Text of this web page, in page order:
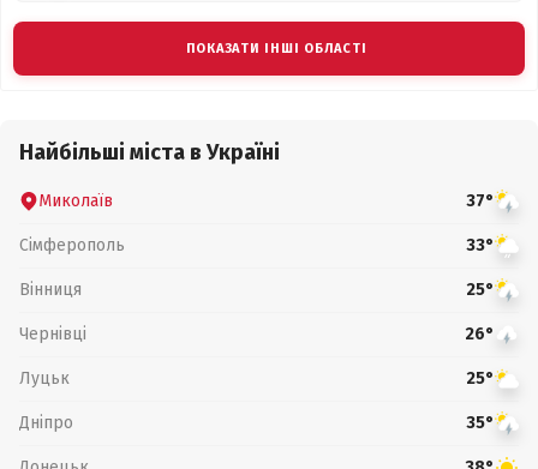
ПОКАЗАТИ ІНШІ ОБЛАСТІ
Найбільші міста в Україні
Миколаїв 37°
Сімферополь 33°
Вінниця 25°
Чернівці 26°
Луцьк 25°
Дніпро 35°